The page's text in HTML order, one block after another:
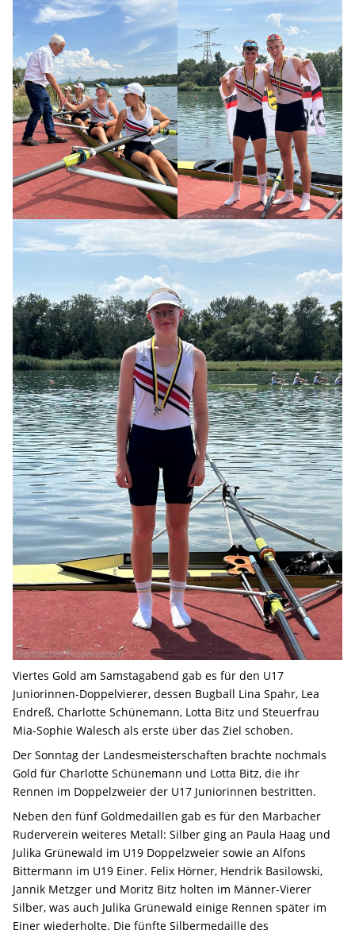
Viertes Gold am Samstagabend gab es für den U17
Juniorinnen-Doppelvierer, dessen Bugball Lina Spahr, Lea
Endreß, Charlotte Schünemann, Lotta Bitz und Steuerfrau
Mia-Sophie Walesch als erste über das Ziel schoben.
Der Sonntag der Landesmeisterschaften brachte nochmals
Gold für Charlotte Schünemann und Lotta Bitz, die ihr
Rennen im Doppelzweier der U17 Juniorinnen bestritten.
Neben den fünf Goldmedaillen gab es für den Marbacher
Ruderverein weiteres Metall: Silber ging an Paula Haag und
Julika Grünewald im U19 Doppelzweier sowie an Alfons
Bittermann im U19 Einer. Felix Hörner, Hendrik Basilowski,
Jannik Metzger und Moritz Bitz holten im Männer-Vierer
Silber, was auch Julika Grünewald einige Rennen später im
Einer wiederholte. Die fünfte Silbermedaille des